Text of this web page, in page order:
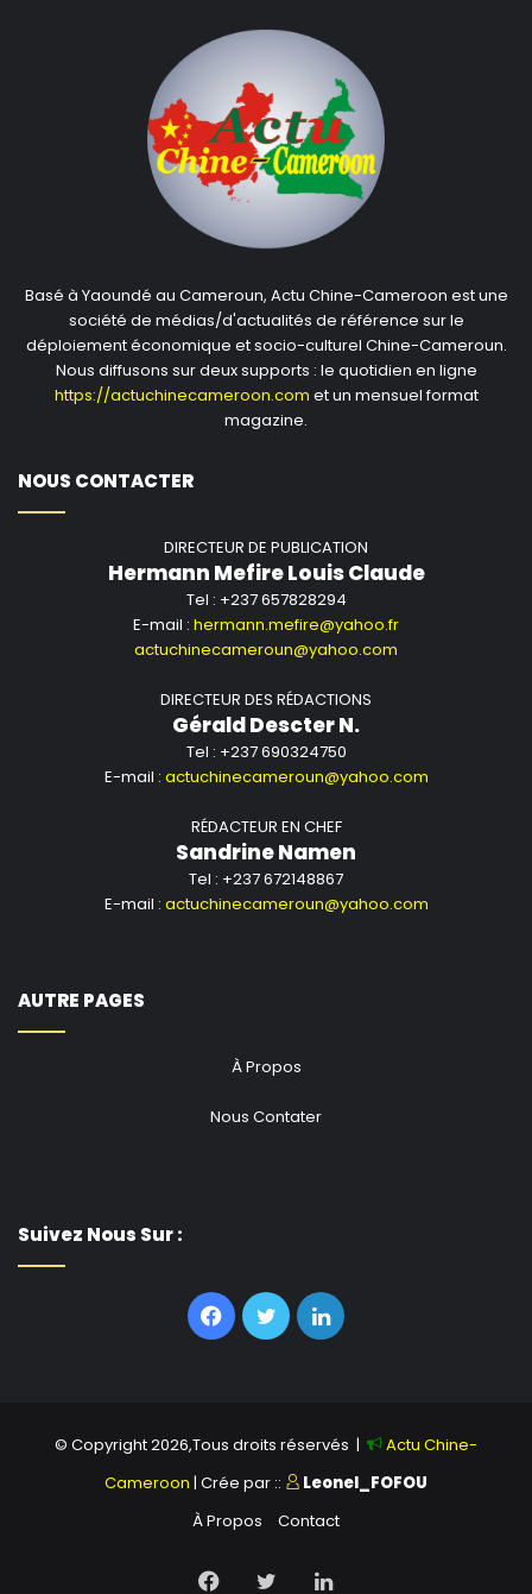
Basé à Yaoundé au Cameroun, Actu Chine-Cameroon est une
société de médias/d'actualités de référence sur le
déploiement économique et socio-culturel Chine-Cameroun.
Nous diffusons sur deux supports : le quotidien en ligne
https://actuchinecameroon.com et un mensuel format
magazine.
NOUS CONTACTER
DIRECTEUR DE PUBLICATION
Hermann Mefire Louis Claude
Tel : +237 657828294
E-mail : hermann.mefire@yahoo.fr
actuchinecameroun@yahoo.com
DIRECTEUR DES RÉDACTIONS
Gérald Descter N.
Tel : +237 690324750
E-mail : actuchinecameroun@yahoo.com
RÉDACTEUR EN CHEF
Sandrine Namen
Tel : +237 672148867
E-mail : actuchinecameroun@yahoo.com
AUTRE PAGES
À Propos
Nous Contater
Suivez Nous Sur :
Facebook
TwitterLinkedin
© Copyright 2026,Tous droits réservés |
Actu Chine-
Cameroon | Crée par ::
Leonel_FOFOU
À Propos
Contact
Facebook
TwitterLinkedin